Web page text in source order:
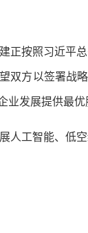
按照习近平
双方以签署战
发展提供最优
工智能、低